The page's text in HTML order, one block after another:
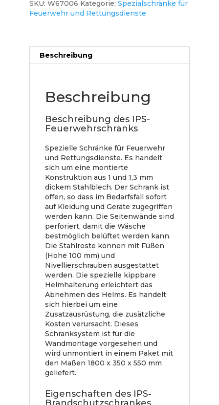
SKU: W67006 Kategorie: Spezialschränke für
Feuerwehr und Rettungsdienste
Beschreibung
Beschreibung
Beschreibung des IPS-
Feuerwehrschranks
Spezielle Schränke für Feuerwehr
und Rettungsdienste. Es handelt
sich um eine montierte
Konstruktion aus 1 und 1,3 mm
dickem Stahlblech. Der Schrank ist
offen, so dass im Bedarfsfall sofort
auf Kleidung und Geräte zugegriffen
werden kann. Die Seitenwände sind
perforiert, damit die Wäsche
bestmöglich belüftet werden kann.
Die Stahlroste können mit Füßen
(Höhe 100 mm) und
Nivellierschrauben ausgestattet
werden. Die spezielle kippbare
Helmhalterung erleichtert das
Abnehmen des Helms. Es handelt
sich hierbei um eine
Zusatzausrüstung, die zusätzliche
Kosten verursacht. Dieses
Schranksystem ist für die
Wandmontage vorgesehen und
wird unmontiert in einem Paket mit
den Maßen 1800 x 350 x 550 mm
geliefert.
Eigenschaften des IPS-